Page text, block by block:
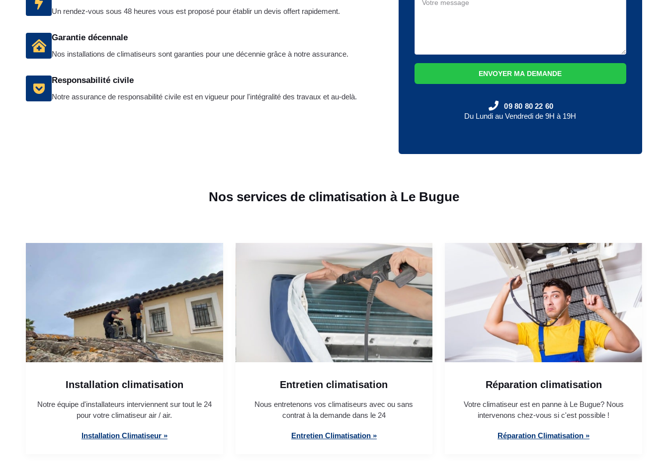
Un rendez-vous sous 48 heures vous est proposé pour établir un devis offert rapidement.
Garantie décennale
Nos installations de climatiseurs sont garanties pour une décennie grâce à notre assurance.
Responsabilité civile
Notre assurance de responsabilité civile est en vigueur pour l'intégralité des travaux et au-delà.
ENVOYER MA DEMANDE
09 80 80 22 60
Du Lundi au Vendredi de 9H à 19H
Nos services de climatisation à Le Bugue
Installation climatisation
Notre équipe d'installateurs interviennent sur tout le 24
pour votre climatiseur air / air.
Installation Climatiseur »
Entretien climatisation
Nous entretenons vos climatiseurs avec ou sans
contrat à la demande dans le 24
Entretien Climatisation »
Réparation climatisation
Votre climatiseur est en panne à Le Bugue? Nous
intervenons chez-vous si c'est possible !
Réparation Climatisation »